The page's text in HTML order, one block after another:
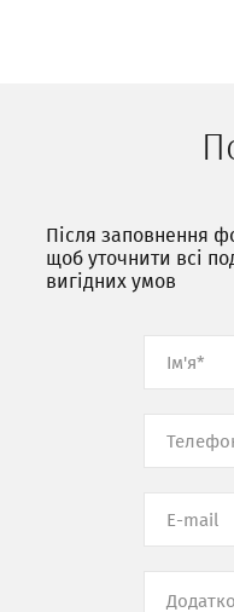
Після заповнення
щоб уточнити всі
вигідних умов